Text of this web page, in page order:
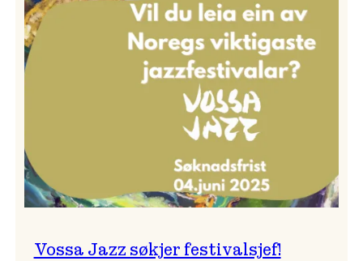
Vossa Jazz søkjer festivalsjef!